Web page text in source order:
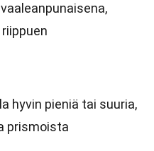
hyvin pieniä tai suuria,
prismoista